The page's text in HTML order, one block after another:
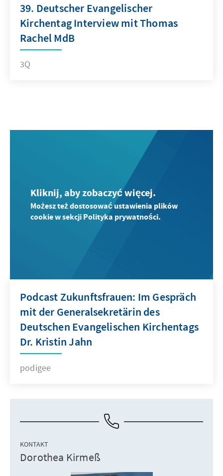
39. Deutscher Evangelischer
Kirchentag Interview mit Thomas
Rachel MdB
3Q
Kliknij, aby zobaczyć więcej.
Możesz też dostosować ustawienia plików
cookie w sekcji Polityka prywatności.
Podcast Zukunftsfrauen: Im Gespräch
mit der Generalsekretärin des
Deutschen Evangelischen Kirchentags
Dr. Kristin Jahn
podigee
KONTAKT
Dorothea Kirmeß